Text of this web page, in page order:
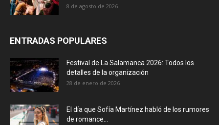
8 de agosto de 2026
ENTRADAS POPULARES
Festival de La Salamanca 2026: Todos los
detalles de la organización
28 de enero de 2026
El día que Sofía Martínez habló de los rumores
de romance...